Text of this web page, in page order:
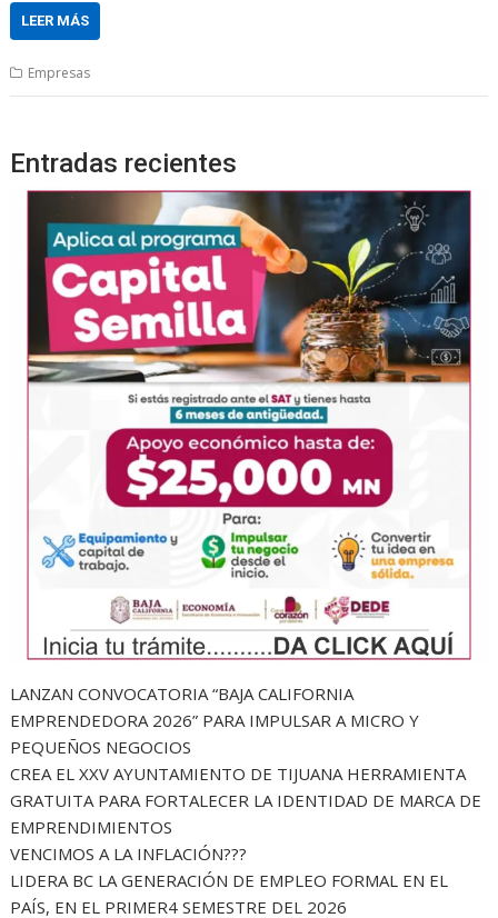
LEER MÁS
Empresas
Entradas recientes
LANZAN CONVOCATORIA “BAJA CALIFORNIA
EMPRENDEDORA 2026” PARA IMPULSAR A MICRO Y
PEQUEÑOS NEGOCIOS
CREA EL XXV AYUNTAMIENTO DE TIJUANA HERRAMIENTA
GRATUITA PARA FORTALECER LA IDENTIDAD DE MARCA DE
EMPRENDIMIENTOS
VENCIMOS A LA INFLACIÓN???
LIDERA BC LA GENERACIÓN DE EMPLEO FORMAL EN EL
PAÍS, EN EL PRIMER4 SEMESTRE DEL 2026